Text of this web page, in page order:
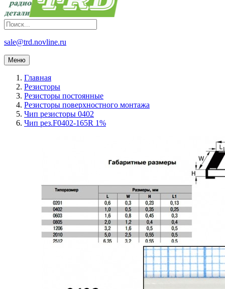
sale@trd.novline.ru
Меню
Главная
Резисторы
Резисторы постоянные
Резисторы поверхностного монтажа
Чип резисторы 0402
Чип рез.F0402-165R 1%